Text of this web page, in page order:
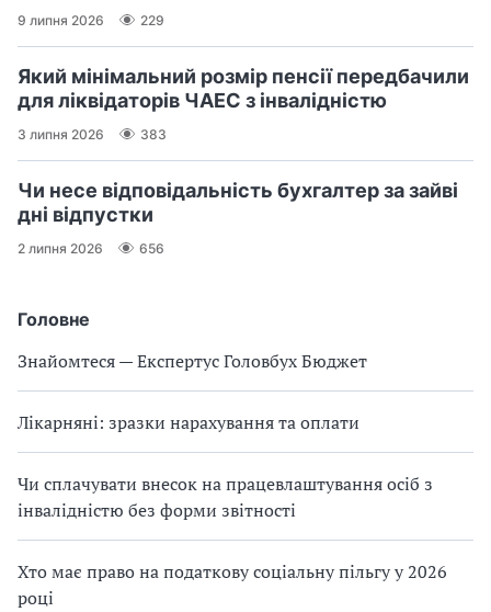
Головне
Знайомтеся — Експертус Головбух Бюджет
Лікарняні: зразки нарахування та оплати
Чи сплачувати внесок на працевлаштування осіб з
інвалідністю без форми звітності
Хто має право на податкову соціальну пільгу у 2026
році
9 липня 2026 229
Який мінімальний розмір пенсії передбачили
для ліквідаторів ЧАЕС з інвалідністю
3 липня 2026 383
Чи несе відповідальність бухгалтер за зайві
дні відпустки
2 липня 2026 656